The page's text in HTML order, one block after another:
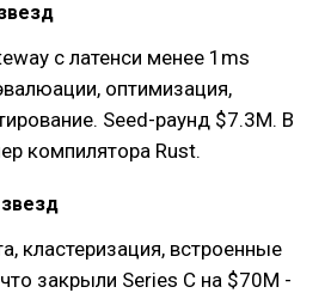
с латенси менее 1ms
оптимизация,
Seed-раунд $7.3M. В
компилятора Rust.
кластеризация, встроенные
закрыли Series C на $70M -